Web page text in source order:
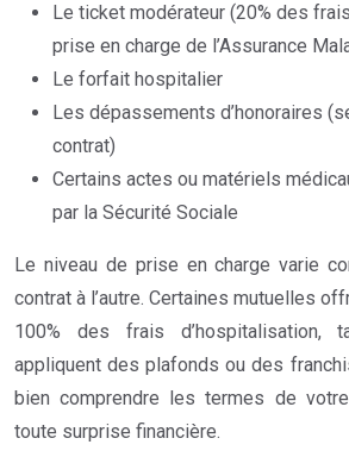
Le ticket modérateur (20% des
prise en charge de l’Assurance
Le forfait hospitalier
Les dépassements d’honoraires
contrat)
Certains actes ou matériels
par la Sécurité Sociale
Le niveau de prise en charge varie
contrat à l’autre. Certaines mutuelles
100% des frais d’hospitalisation,
appliquent des plafonds ou des
bien comprendre les termes de
toute surprise financière.